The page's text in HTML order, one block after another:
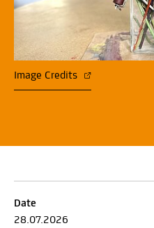
Image Credits
Date
28.07.2026